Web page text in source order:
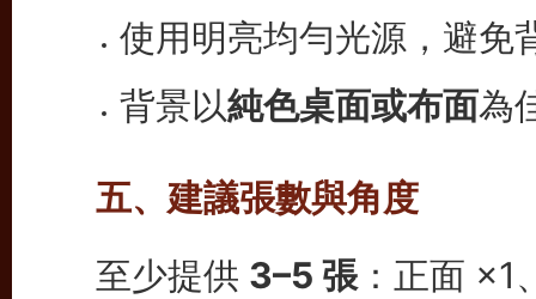
使用明亮均勻光源，避免
背景以純色桌面或布面為
五、建議張數與角度
至少提供 3–5 張：正面 ×1